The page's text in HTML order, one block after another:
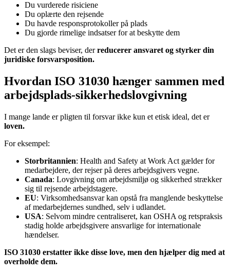
Du vurderede risiciene
Du oplærte den rejsende
Du havde responsprotokoller på plads
Du gjorde rimelige indsatser for at beskytte dem
Det er den slags beviser, derreducerer ansvaret og styrker din
juridiske forsvarsposition.
Hvordan ISO 31030 hænger sammen med
arbejdsplads-sikkerhedslovgivning
I mange lande er pligten til forsvar ikke kun et etisk ideal, det er
loven.
For eksempel:
Storbritannien: Health and Safety at Work Act gælder for
medarbejdere, der rejser på deres arbejdsgivers vegne.
Canada: Lovgivning om arbejdsmiljø og sikkerhed strækker
sig til rejsende arbejdstagere.
EU: Virksomhedsansvar kan opstå fra manglende beskyttelse
af medarbejdernes sundhed, selv i udlandet.
USA: Selvom mindre centraliseret, kan OSHA og retspraksis
stadig holde arbejdsgivere ansvarlige for internationale
hændelser.
ISO 31030 erstatter ikke disse love, men den hjælper dig med at
overholde dem.